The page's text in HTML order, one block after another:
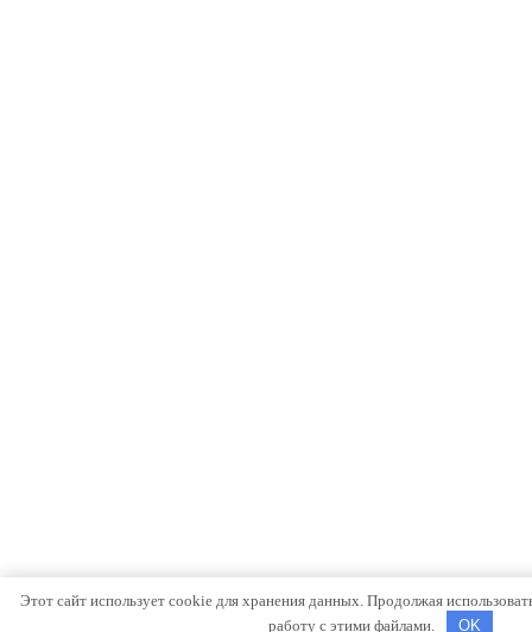
Этот сайт использует cookie для хранения данных. Продолжая
работу с этими файлами.
OK